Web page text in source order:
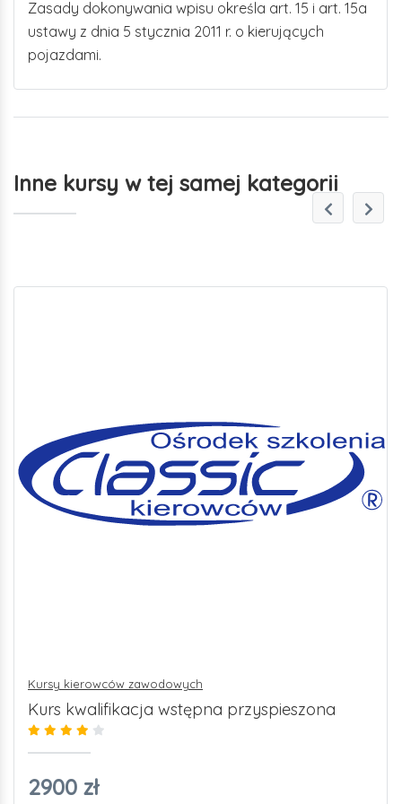
Zasady dokonywania wpisu określa art. 15 i art. 15a
ustawy z dnia 5 stycznia 2011 r. o kierujących
pojazdami.
Inne kursy w tej samej kategorii
Kursy kierowców zawodowych
Kurs kwalifikacja wstępna przyspieszona
2900 zł